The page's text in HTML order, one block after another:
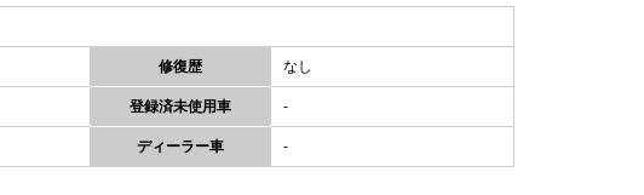
修復歴 なし
登録済未使用車 -
ディーラー車 -